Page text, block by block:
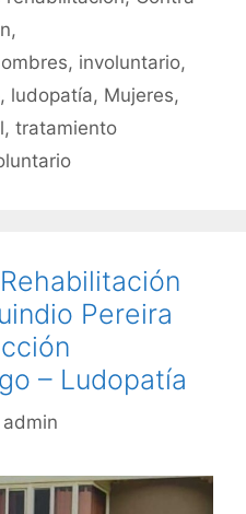
,
, involuntario,
, ludopatía, Mujeres,
, tratamiento
Pereira
– Ludopatía
admin